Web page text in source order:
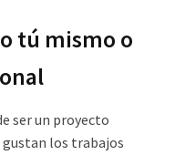
tú mismo o
ser un proyecto
los trabajos